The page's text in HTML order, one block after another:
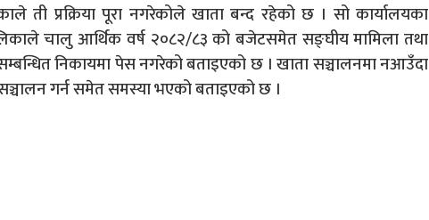
ती प्रक्रिया पूरा नगरेकोले खाता बन्द रहेको छ । सो कार्यालयका
चालु आर्थिक वर्ष २०८२/८३ को बजेटसमेत सङ्घीय मामिला तथा
निकायमा पेस नगरेको बताइएको छ । खाता सञ्चालनमा नआउँदा
गर्न समेत समस्या भएको बताइएको छ ।